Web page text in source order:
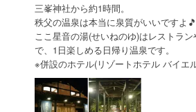
三峯神社から約1時間。
秩父の温泉は本当に泉質がいいですよ🎵
ここ星音の湯(せいねのゆ)はレストラ
で、1日楽しめる日帰り温泉です。
※併設のホテル(リゾートホテル バイエ